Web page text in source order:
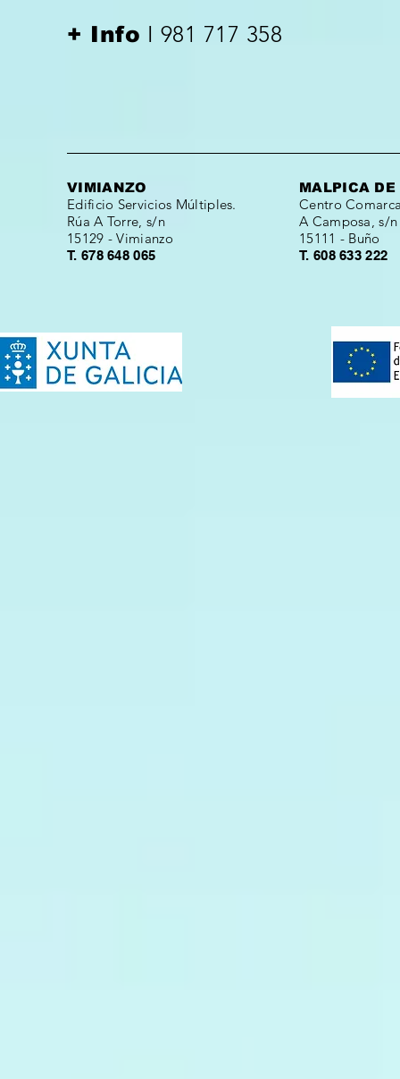
+ Info I 981 717 358
VIMIANZO
Edificio Servicios Múltiples.
Rúa A Torre, s/n
15129 - Vimianzo
T. 678 648 065
MALPICA
Centro
A Camposa, s/n
15111 - Buño
T. 608 633 222